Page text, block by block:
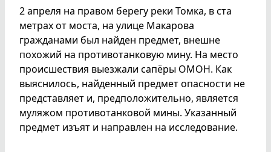
2 апреля на правом берегу реки Томка, в ста
метрах от моста, на улице Макарова
гражданами был найден предмет, внешне
похожий на противотанковую мину. На место
происшествия выезжали сапёры ОМОН. Как
выяснилось, найденный предмет опасности не
представляет и, предположительно, является
муляжом противотанковой мины. Указанный
предмет изъят и направлен на исследование.